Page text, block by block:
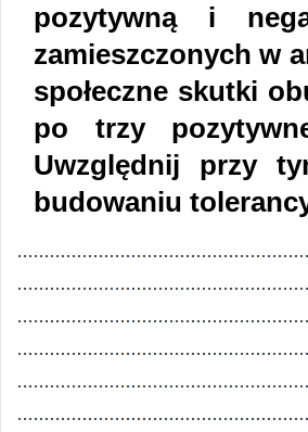
pozytywną i
zamieszczonych w
społeczne skutki
po trzy
Uwzględnij przy
budowaniu